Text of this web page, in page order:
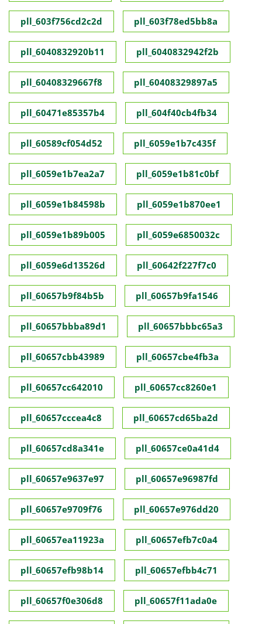
pll_603f756cd2c2d pll_603f78ed5bb8a
pll_6040832920b11 pll_6040832942f2b
pll_60408329667f8 pll_60408329897a5
pll_60471e85357b4 pll_604f40cb4fb34
pll_60589cf054d52 pll_6059e1b7c435f
pll_6059e1b7ea2a7 pll_6059e1b81c0bf
pll_6059e1b84598b pll_6059e1b870ee1
pll_6059e1b89b005 pll_6059e6850032c
pll_6059e6d13526d pll_60642f227f7c0
pll_60657b9f84b5b pll_60657b9fa1546
pll_60657bbba89d1 pll_60657bbbc65a3
pll_60657cbb43989 pll_60657cbe4fb3a
pll_60657cc642010 pll_60657cc8260e1
pll_60657cccea4c8 pll_60657cd65ba2d
pll_60657cd8a341e pll_60657ce0a41d4
pll_60657e9637e97 pll_60657e96987fd
pll_60657e9709f76 pll_60657e976dd20
pll_60657ea11923a pll_60657efb7c0a4
pll_60657efb98b14 pll_60657efbb4c71
pll_60657f0e306d8 pll_60657f11ada0e